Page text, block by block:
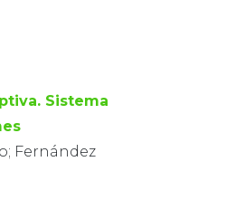
Sistema
Fernández